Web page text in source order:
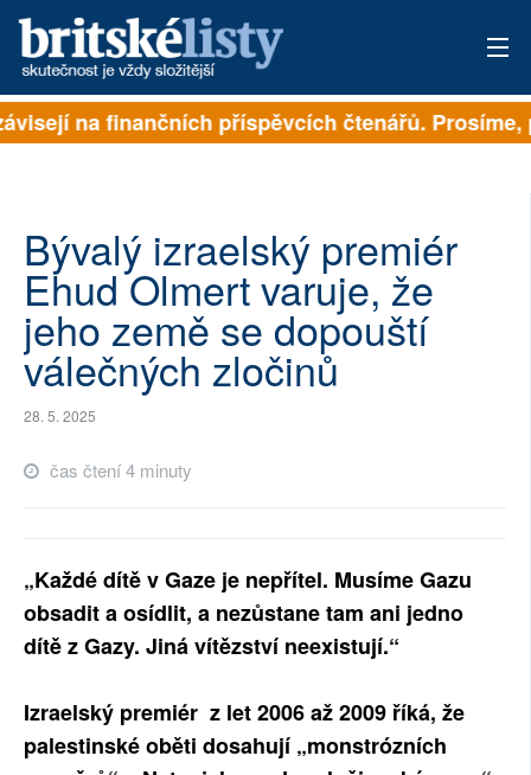
PŘIHLÁSIT
ARCHIV
ROZHOVORY
TÉMATA
NEJČTENĚJŠÍ ZA 7 DNÍ
RUBRIKY
na finančních příspěvcích čtenářů. Prosíme,
Bývalý izraelský premiér
Ehud Olmert varuje, že
jeho země se dopouští
válečných zločinů
28. 5. 2025
čas čtení 4 minuty
„Každé dítě v Gaze je nepřítel. Musíme Gazu
obsadit a osídlit, a nezůstane tam ani jedno
dítě z Gazy. Jiná vítězství neexistují.“
Izraelský premiér z let 2006 až 2009 říká, že
palestinské oběti dosahují „monstrózních